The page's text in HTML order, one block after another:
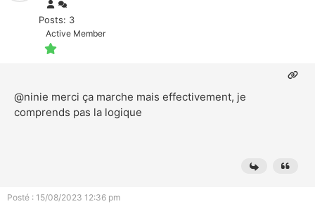
Posts: 3
Active Member
@ninie merci ça marche mais effectivement, je
comprends pas la logique
Posté : 15/08/2023 12:36 pm